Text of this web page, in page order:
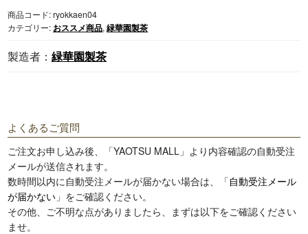
華
園
製
茶
ッ
ト
個
商品コード:ryokkaen04
カテゴリー: おススメ商品,緑華園製茶
緑華園製茶
よくあるご質問
ご注文お申し込み後、「YAOTSU MALL」より内容確認の自動受注
メールが送信されます。
数時間以内に自動受注メールが届かない場合は、「自動受注メール
が届かない 」をご確認ください。
その他、ご不明な点がありましたら、まずは以下をご確認ください
ませ。